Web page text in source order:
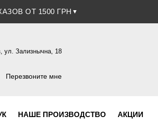
КАРТОЧКОЙ
ул. Зализнычна, 18
609 84 32
Перезвоните мне
НАШЕ ПРОИЗВОДСТВО АКЦИИ